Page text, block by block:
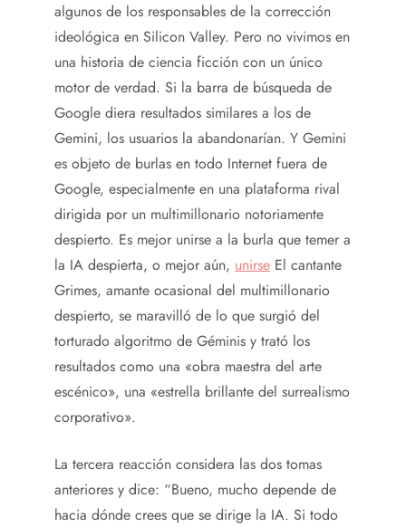
algunos de los responsables de la corrección
ideológica en Silicon Valley. Pero no vivimos en
una historia de ciencia ficción con un único
motor de verdad. Si la barra de búsqueda de
Google diera resultados similares a los de
Gemini, los usuarios la abandonarían. Y Gemini
es objeto de burlas en todo Internet fuera de
Google, especialmente en una plataforma rival
dirigida por un multimillonario notoriamente
despierto. Es mejor unirse a la burla que temer a
la IA despierta, o mejor aún, unirse El cantante
Grimes, amante ocasional del multimillonario
despierto, se maravilló de lo que surgió del
torturado algoritmo de Géminis y trató los
resultados como una «obra maestra del arte
escénico», una «estrella brillante del surrealismo
corporativo».
La tercera reacción considera las dos tomas
anteriores y dice: “Bueno, mucho depende de
hacia dónde crees que se dirige la IA. Si todo